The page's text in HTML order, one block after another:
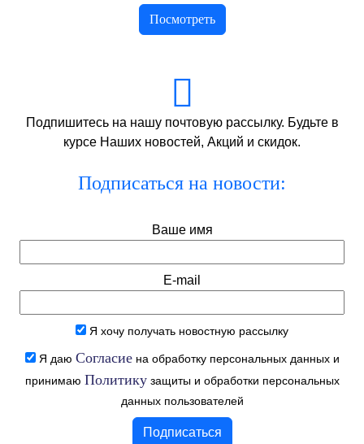
Посмотреть
Подпишитесь на нашу почтовую рассылку. Будьте в
курсе Наших новостей, Акций и скидок.
Подписаться на новости:
Ваше имя
E-mail
Я хочу получать новостную рассылку
Я даю Согласиена обработку персональных данных и
принимаю Политикузащиты и обработки персональных
данных пользователей